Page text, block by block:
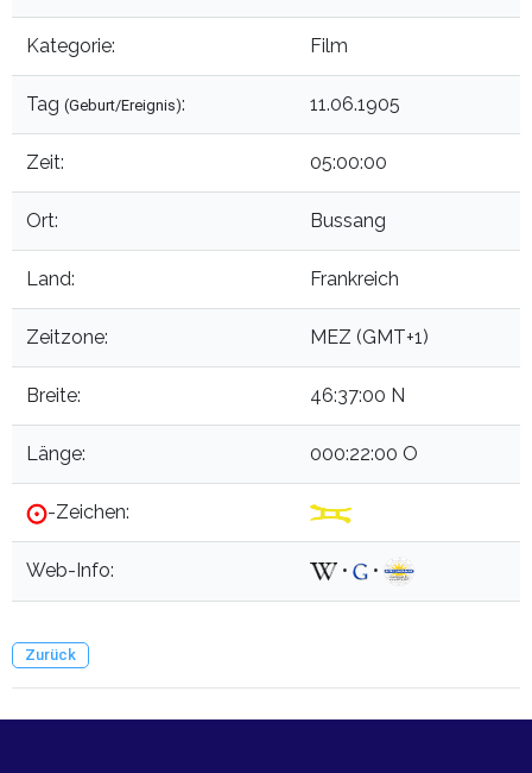
Kategorie: Film
Tag (Geburt/Ereignis): 11.06.1905
Zeit: 05:00:00
Ort: Bussang
Land: Frankreich
Zeitzone: MEZ (GMT+1)
Breite: 46:37:00 N
Länge: 000:22:00 O
-Zeichen:
Web-Info: • •
Zurück